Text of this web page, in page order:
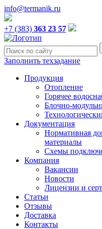
info@termanik.ru
+7 (383) 363 23 57
Заполнить техзадание
Продукция
Отопление
Горячее
Блочно-
Документация
Нормативная
материалы
Схемы
Компания
Вакансии
Новости
Лицензии и
Статьи
Отзывы
Доставка
Контакты